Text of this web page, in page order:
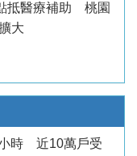
抵醫療補助 桃園
大
時 近10萬戶受